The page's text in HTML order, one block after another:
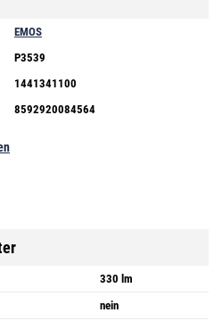
EMOS
P3539
1441341100
8592920084564
330 lm
nein